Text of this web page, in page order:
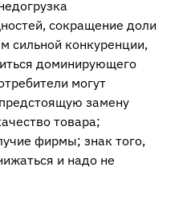
сокращение доли
сильной конкуренции,
доминирующего
могут
замену
товара;
фирмы; знак того,
и надо не